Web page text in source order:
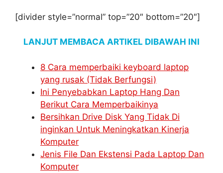
[divider style=”normal” top=”20″ bottom=”20″]
LANJUT MEMBACA ARTIKEL DIBAWAH INI
8 Cara memperbaiki keyboard laptop
yang rusak (Tidak Berfungsi)
Ini Penyebabkan Laptop Hang Dan
Berikut Cara Memperbaikinya
Bersihkan Drive Disk Yang Tidak Di
inginkan Untuk Meningkatkan Kinerja
Komputer
Jenis File Dan Ekstensi Pada Laptop Dan
Komputer